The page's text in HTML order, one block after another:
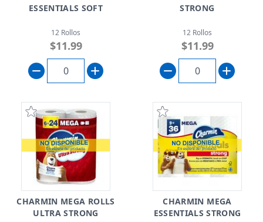
ESSENTIALS SOFT
12 Rollos
$11.99
STRONG
12 Rollos
$11.99
CHARMIN MEGA ROLLS
ULTRA STRONG
CHARMIN MEGA
ESSENTIALS STRONG